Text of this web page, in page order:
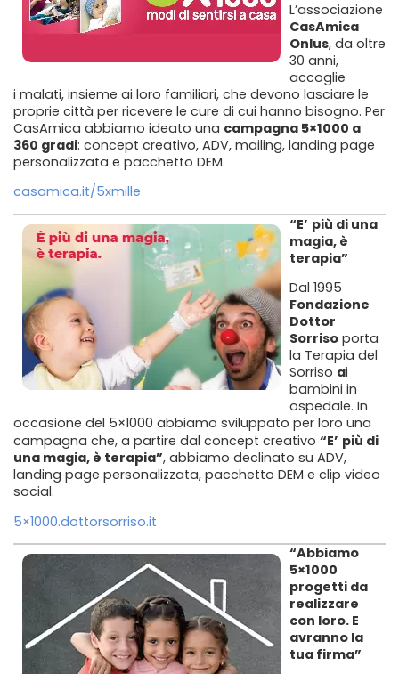
L’associazione
CasAmica
Onlus, da oltre
30 anni,
accoglie
i malati, insieme ai loro familiari, che devono lasciare le
proprie città per ricevere le cure di cui hanno bisogno. Per
CasAmica abbiamo ideato una campagna 5×1000 a
360 gradi: concept creativo, ADV, mailing, landing page
personalizzata e pacchetto DEM.
casamica.it/5xmille
“E’ più di una
magia, è
terapia”
Dal 1995
Fondazione
Dottor
Sorriso porta
la Terapia del
Sorriso ai
bambini in
ospedale. In
occasione del 5×1000 abbiamo sviluppato per loro una
campagna che, a partire dal concept creativo “E’ più di
una magia, è terapia”, abbiamo declinato su ADV,
landing page personalizzata, pacchetto DEM e clip video
social.
5×1000.dottorsorriso.it
“Abbiamo
5×1000
progetti da
realizzare
con loro. E
avranno la
tua firma”